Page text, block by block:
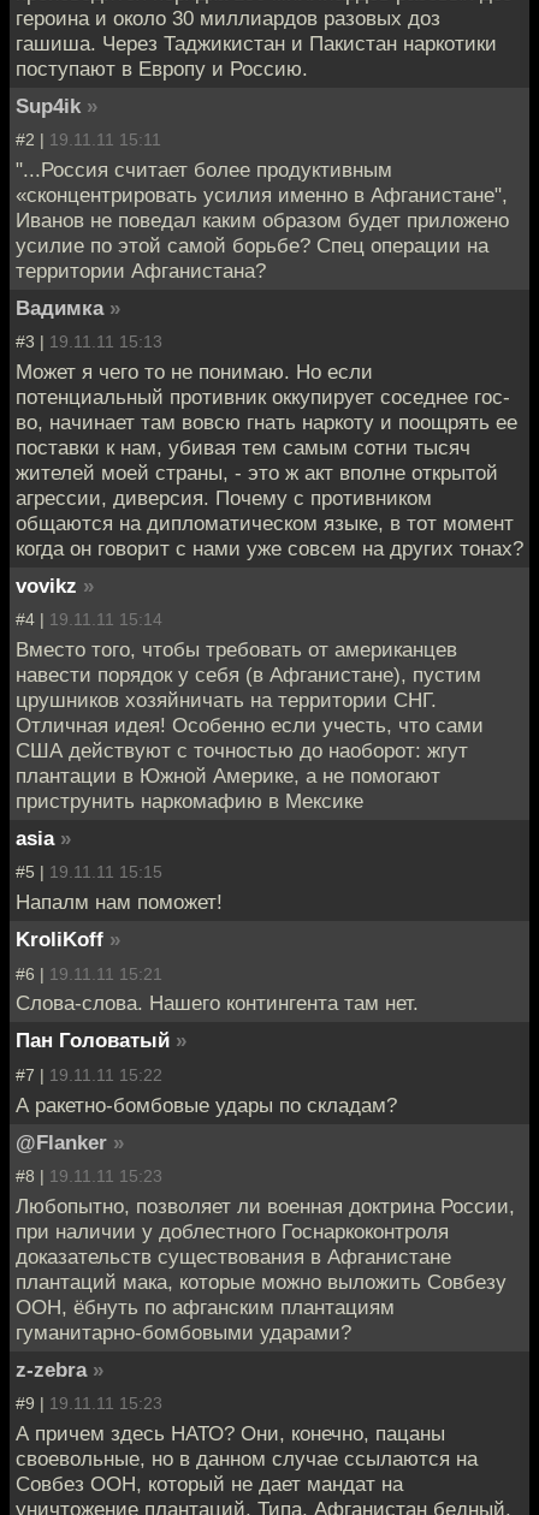
героина и около 30 миллиардов разовых доз
гашиша. Через Таджикистан и Пакистан наркотики
поступают в Европу и Россию.
Sup4ik »
#2 | 19.11.11 15:11
"...Россия считает более продуктивным
«сконцентрировать усилия именно в Афганистане",
Иванов не поведал каким образом будет приложено
усилие по этой самой борьбе? Спец операции на
территории Афганистана?
Вадимка »
#3 | 19.11.11 15:13
Может я чего то не понимаю. Но если
потенциальный противник оккупирует соседнее гос-
во, начинает там вовсю гнать наркоту и поощрять ее
поставки к нам, убивая тем самым сотни тысяч
жителей моей страны, - это ж акт вполне открытой
агрессии, диверсия. Почему с противником
общаются на дипломатическом языке, в тот момент
когда он говорит с нами уже совсем на других тонах?
vovikz »
#4 | 19.11.11 15:14
Вместо того, чтобы требовать от американцев
навести порядок у себя (в Афганистане), пустим
црушников хозяйничать на территории СНГ.
Отличная идея! Особенно если учесть, что сами
США действуют с точностью до наоборот: жгут
плантации в Южной Америке, а не помогают
приструнить наркомафию в Мексике
asia »
#5 | 19.11.11 15:15
Напалм нам поможет!
KroliKoff »
#6 | 19.11.11 15:21
Слова-слова. Нашего контингента там нет.
Пан Головатый »
#7 | 19.11.11 15:22
А ракетно-бомбовые удары по складам?
@Flanker »
#8 | 19.11.11 15:23
Любопытно, позволяет ли военная доктрина России,
при наличии у доблестного Госнаркоконтроля
доказательств существования в Афганистане
плантаций мака, которые можно выложить Совбезу
ООН, ёбнуть по афганским плантациям
гуманитарно-бомбовыми ударами?
z-zebra »
#9 | 19.11.11 15:23
А причем здесь НАТО? Они, конечно, пацаны
своевольные, но в данном случае ссылаются на
Совбез ООН, который не дает мандат на
уничтожение плантаций. Типа, Афганистан бедный.